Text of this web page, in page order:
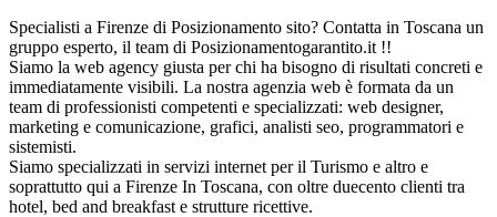
Specialisti a Firenze di Posizionamento sito? Contatta in Toscana un
gruppo esperto, il team di Posizionamentogarantito.it !!
Siamo la web agency giusta per chi ha bisogno di risultati concreti e
immediatamente visibili. La nostra agenzia web è formata da un
team di professionisti competenti e specializzati: web designer,
marketing e comunicazione, grafici, analisti seo, programmatori e
sistemisti.
Siamo specializzati in servizi internet per il Turismo e altro e
soprattutto qui a Firenze In Toscana, con oltre duecento clienti tra
hotel, bed and breakfast e strutture ricettive.